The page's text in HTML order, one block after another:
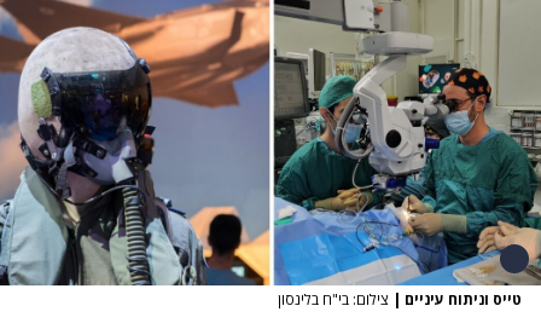
טייס וניתוח עיניים | צילום: בי"ח בלינסון